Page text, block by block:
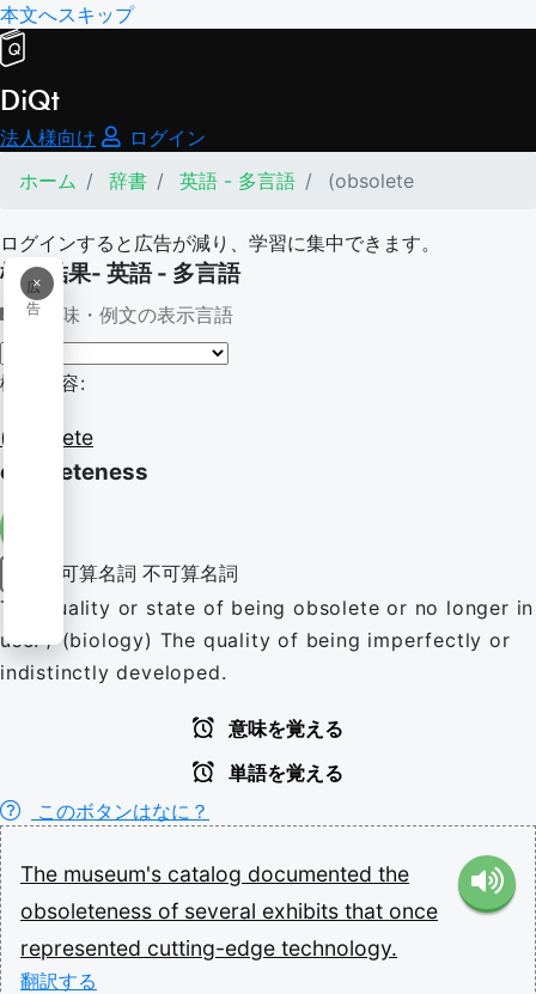
本文へスキップ
DiQt
法人様向け
ログイン
ホーム
辞書 英語 - 多言語 (obsolete
ログインすると広告が減り、学習に集中できます。
×
広
告
検索結果- 英語 - 多言語
意味・例文の表示言語
検索内容:
(obsolete
obsoleteness
可算名詞 不可算名詞
The quality or state of being obsolete or no longer in
use. / (biology) The quality of being imperfectly or
indistinctly developed.
意味を覚える
単語を覚える
このボタンはなに？
The museum's catalog documented the
obsoleteness of several exhibits that once
represented cutting-edge technology.
翻訳する